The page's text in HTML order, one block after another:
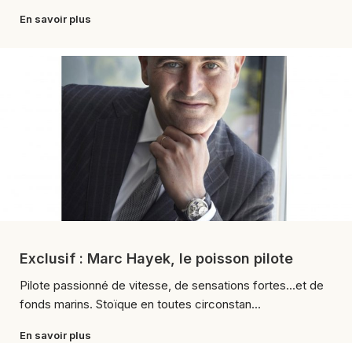
En savoir plus
Exclusif : Marc Hayek, le poisson pilote
Pilote passionné de vitesse, de sensations fortes...et de
fonds marins. Stoïque en toutes circonstan...
En savoir plus